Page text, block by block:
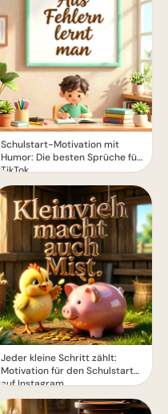
Schulstart-Motivation mit
Humor: Die besten Sprüche für
TikTok
Jeder kleine Schritt zählt:
Motivation für den Schulstart
auf Instagram.